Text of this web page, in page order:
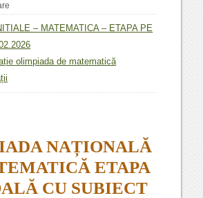
– MATEMATICA – ETAPA PE
olimpiada de matematică
NAȚIONALĂ
ETAPA
CU SUBIECT